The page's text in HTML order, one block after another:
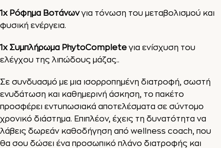
1x Ρόφημα Βοτάνωνγια τόνωση του μεταβολισμού και
φυσική ενέργεια.
1x Συμπλήρωμα PhytoComplete για ενίσχυση του
ελέγχου της λιπώδους μάζας..
Σε συνδυασμό με μια ισορροπημένη διατροφή, σωστή
ενυδάτωση και καθημερινή άσκηση, το πακέτο
προσφέρει εντυπωσιακά αποτελέσματα σε σύντομο
χρονικό διάστημα. Επιπλέον, έχεις τη δυνατότητα να
λάβεις δωρεάν καθοδήγηση από wellness coach, που
θα σου δώσει ένα προσωπικό πλάνο διατροφής και